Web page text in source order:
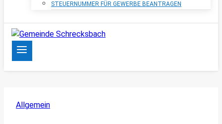
STEUERNUMMER FÜR GEWERBE BEANTRAGEN
Allgemein